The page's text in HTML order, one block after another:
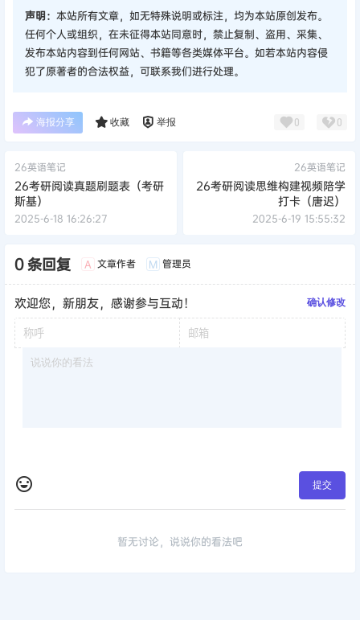
声明： 本站所有文章，如无特殊说明或标注，均为本站原创发布。
任何个人或组织，在未征得本站同意时，禁止复制、盗用、采集、
发布本站内容到任何网站、书籍等各类媒体平台。如若本站内容侵
犯了原著者的合法权益，可联系我们进行处理。
海报分享 收藏 举报 0 0
26英语笔记
26考研阅读真题刷题表（考研
斯基）
2025-6-18 16:26:27
26英语笔记
26考研阅读思维构建视频陪学
打卡（唐迟）
2025-6-19 15:55:32
0 条回复 A 文章作者 M 管理员
欢迎您，新朋友，感谢参与互动！ 确认修改
提交
暂无讨论，说说你的看法吧